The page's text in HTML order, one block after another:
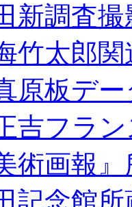
新調査撮
竹太郎
原板デ
吉フラ
術画報
記念館